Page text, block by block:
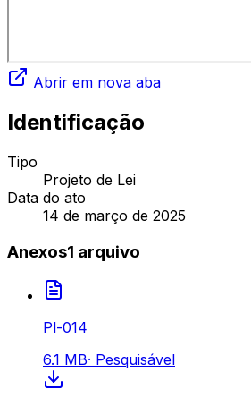
Abrir em nova aba
Identificação
Tipo
Projeto de Lei
Data do ato
14 de março de 2025
Anexos1 arquivo
Pl-014
6.1 MB· Pesquisável